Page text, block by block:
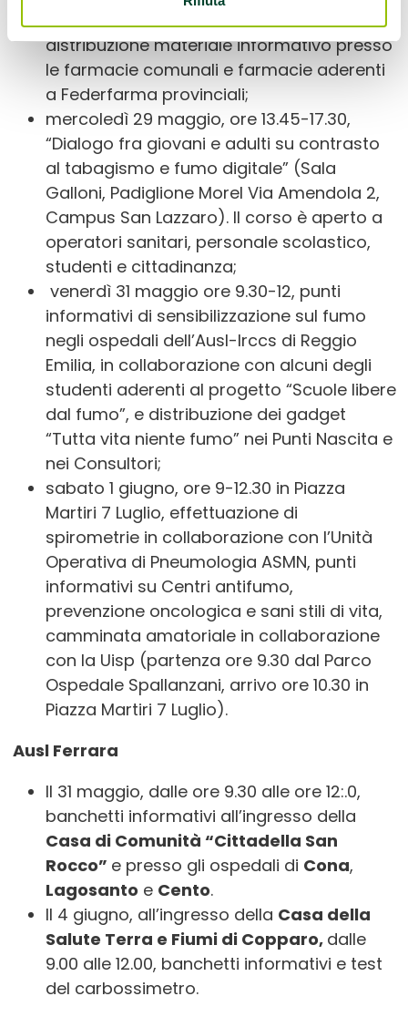
martedì 28 maggio,
distribuzione materiale informativo presso
le farmacie comunali e farmacie aderenti
a Federfarma provinciali;
mercoledì 29 maggio, ore 13.45-17.30,
“Dialogo fra giovani e adulti su contrasto
al tabagismo e fumo digitale” (Sala
Galloni, Padiglione Morel Via Amendola 2,
Campus San Lazzaro). Il corso è aperto a
operatori sanitari, personale scolastico,
studenti e cittadinanza;
venerdì 31 maggio ore 9.30-12, punti
informativi di sensibilizzazione sul fumo
negli ospedali dell’Ausl-Irccs di Reggio
Emilia, in collaborazione con alcuni degli
studenti aderenti al progetto “Scuole libere
dal fumo”, e distribuzione dei gadget
“Tutta vita niente fumo” nei Punti Nascita e
nei Consultori;
sabato 1 giugno, ore 9-12.30 in Piazza
Martiri 7 Luglio, effettuazione di
spirometrie in collaborazione con l’Unità
Operativa di Pneumologia ASMN, punti
informativi su Centri antifumo,
prevenzione oncologica e sani stili di vita,
camminata amatoriale in collaborazione
con la Uisp (partenza ore 9.30 dal Parco
Ospedale Spallanzani, arrivo ore 10.30 in
Piazza Martiri 7 Luglio).
Ausl Ferrara
Il 31 maggio, dalle ore 9.30 alle ore 12:.0,
banchetti informativi all’ingresso della
Casa di Comunità “Cittadella San
Rocco” e presso gli ospedali di Cona,
Lagosanto e Cento.
Il 4 giugno, all’ingresso della Casa della
Salute Terra e Fiumi di Copparo, dalle
9.00 alle 12.00, banchetti informativi e test
del carbossimetro.